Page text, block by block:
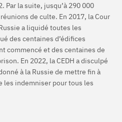
Par la suite, jusqu’à 290 000
de culte. En 2017, la Cour
a liquidé toutes les
des centaines d’édifices
commencé et des centaines de
En 2022, la CEDH a disculpé
à la Russie de mettre fin à
les indemniser pour tous les